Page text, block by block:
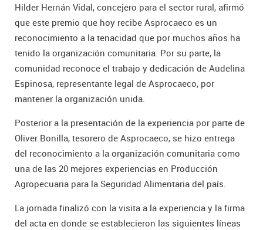
Hilder Hernán Vidal, concejero para el sector rural, afirmó
que este premio que hoy recibe Asprocaeco es un
reconocimiento a la tenacidad que por muchos años ha
tenido la organización comunitaria. Por su parte, la
comunidad reconoce el trabajo y dedicación de Audelina
Espinosa, representante legal de Asprocaeco, por
mantener la organización unida.
Posterior a la presentación de la experiencia por parte de
Oliver Bonilla, tesorero de Asprocaeco, se hizo entrega
del reconocimiento a la organización comunitaria como
una de las 20 mejores experiencias en Producción
Agropecuaria para la Seguridad Alimentaria del país.
La jornada finalizó con la visita a la experiencia y la firma
del acta en donde se establecieron las siguientes líneas